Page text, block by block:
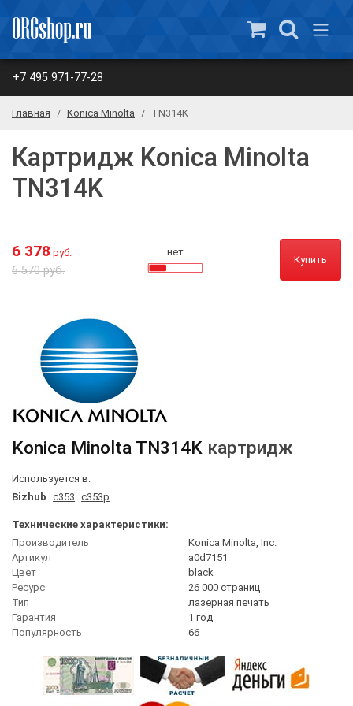
+7 495 971-77-28
Главная Konica Minolta TN314K
Картридж Konica Minolta
TN314K
6 378 руб.
6 570 руб.
нет
Купить
Konica Minolta TN314K картридж
Используется в:
Bizhub c353 c353p
Технические характеристики:
Производитель
Konica Minolta, Inc.
Артикул
a0d7151
Цвет
black
Ресурс
26 000 страниц
Тип
лазерная печать
Гарантия
1 год
Популярность
66